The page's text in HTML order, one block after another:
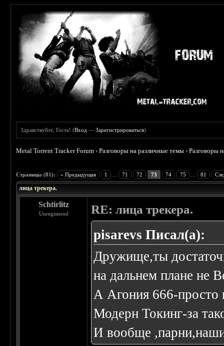
Здравствуйте, Гость! (Вход —Зарегистрироваться)
Metal Torrent Tracker Forum ›Разговоры на различные темы ›Разговоры
Страницы (81): « Предыдущая 1 71 72 73 74 75 81
лица трекера.
Schtirlitz
Unregistered RE: лица трекера.
pisarevs Писал(а):
Дружище,ты
на дальнем плане не
А Агония 666-просто
Модерн Токинг-за
И вообще